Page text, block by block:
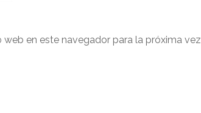
en este navegador para la próxima vez